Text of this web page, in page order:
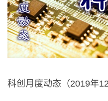
科创月度动态（2019年12